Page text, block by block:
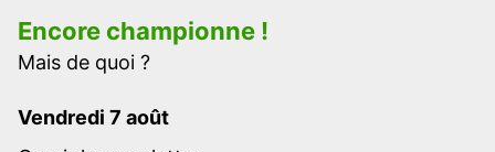
Encore championne !
Mais de quoi ?
Vendredi 7 août